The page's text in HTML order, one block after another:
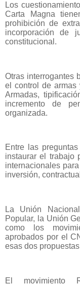
Los
Carta Magna
prohibición de
incorporación de
constitucional.
Otras interrogantes
el control de armas
Armadas,
incremento de
organizada.
Entre las
instaurar el trabajo
internacionales
inversión,
La Unión
Popular, la Unión
como los
aprobados por el
esas dos
El movimiento